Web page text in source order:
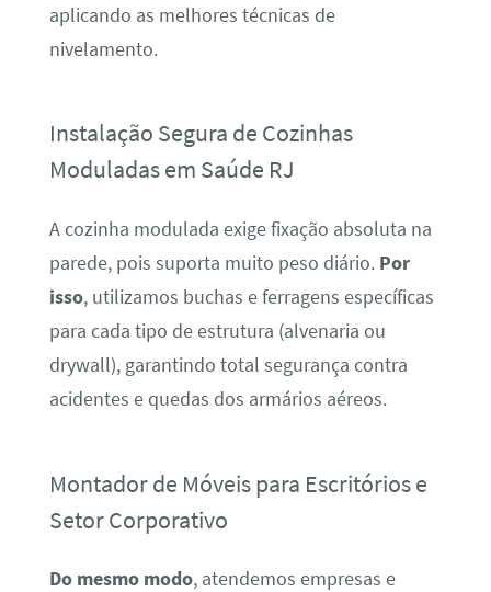
aplicando as melhores técnicas de
nivelamento.
Instalação Segura de Cozinhas
Moduladas em Saúde RJ
A cozinha modulada exige fixação absoluta na
parede, pois suporta muito peso diário. Por
isso, utilizamos buchas e ferragens específicas
para cada tipo de estrutura (alvenaria ou
drywall), garantindo total segurança contra
acidentes e quedas dos armários aéreos.
Montador de Móveis para Escritórios e
Setor Corporativo
Do mesmo modo, atendemos empresas e